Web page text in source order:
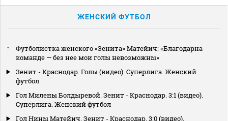
ЖЕНСКИЙ ФУТБОЛ
Футболистка женского «Зенита» Матейич: «Благодарна
команде — без нее мои голы невозможны»
Зенит - Краснодар. Голы (видео). Суперлига. Женский
футбол
Гол Милены Болдыревой. Зенит - Краснодар. 3:1 (видео).
Суперлига. Женский футбол
Гол Нины Матейич. Зенит - Краснодар. 3:0 (видео).